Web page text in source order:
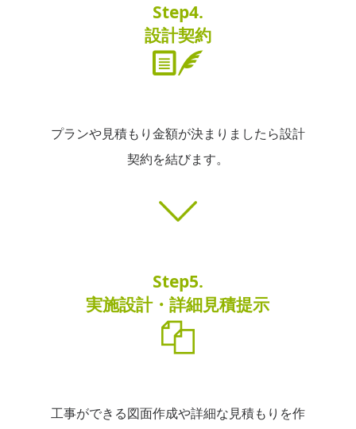
Step4.
設計契約
プランや見積もり金額が決まりましたら設計
契約を結びます。
Step5.
実施設計・詳細見積提示
工事ができる図面作成や詳細な見積もりを作